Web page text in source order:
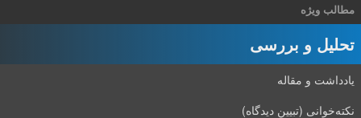
مطالب ویژه
تحلیل و بررسی
یادداشت و مقاله
نکته‌خوانی (تبیین دیدگاه)